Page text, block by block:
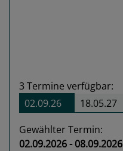
3 Termine verfügbar:
02.09.26
18.05.27
Gewählter Termin:
02.09.2026 - 08.09.2026